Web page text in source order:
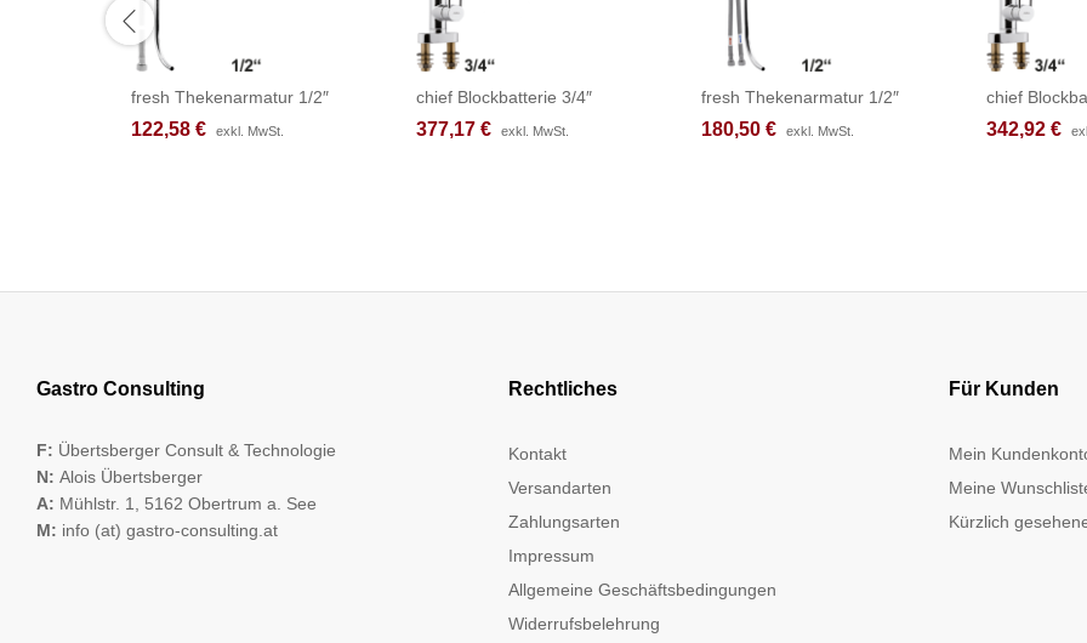
fresh Thekenarmatur 1/2″
122,58 € exkl. MwSt.
122,58 € exkl. MwSt.
chief Blockbatterie 3/4″
377,17 € exkl. MwSt.
377,17 € exkl. MwSt.
fresh Thekenarmatur 1/2″
180,50 € exkl. MwSt.
180,50 € exkl. MwSt.
chief
342,92 €
342,92 €
Gastro Consulting
F: Übertsberger Consult & Technologie
N: Alois Übertsberger
A: Mühlstr. 1, 5162 Obertrum a. See
M: info (at) gastro-consulting.at
Rechtliches
Kontakt
Versandarten
Zahlungsarten
Impressum
Allgemeine Geschäftsbedingungen
Widerrufsbelehrung
Für Kunden
Mein
Meine
Kürzlich